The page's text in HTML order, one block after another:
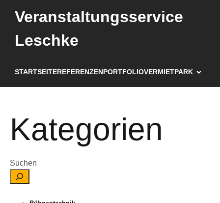
Veranstaltungsservice
Leschke
STARTSEITEREFERENZENPORTFOLIOVERMIETPARK
Kategorien
Suchen